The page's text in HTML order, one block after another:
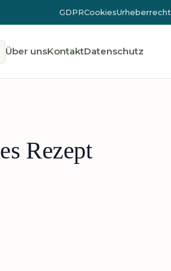
GDPRCookiesUrheberrecht
Über unsKontaktDatenschutz
Rezept